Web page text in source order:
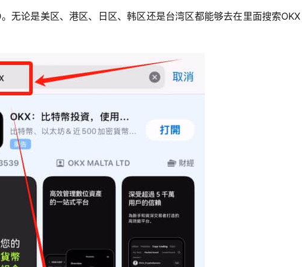
无论是美区、港区、日区、韩区还是台湾区都能够去在里面搜索